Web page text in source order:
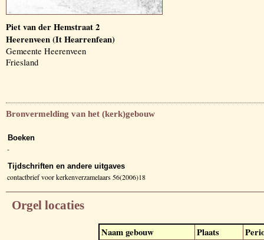
Piet van der Hemstraat 2
Heerenveen (It Hearrenfean)
Gemeente Heerenveen
Friesland
Bronvermelding van het (kerk)gebouw
Boeken
-
Tijdschriften en andere uitgaves
contactbrief voor kerkenverzamelaars 56(2006)18
Orgel locaties
Naam gebouw Plaats